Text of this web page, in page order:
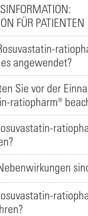
FÜR PATIENTEN
angewendet?
Sie vor der
ratiopharm®